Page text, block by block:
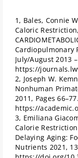
1, Bales, Connie
Caloric
Cardiopulmonary
July/August 2013
https://
2, Joseph W.
Nonhuman
2011, Pages 66–77.
https://
3, Emiliana
Calorie
Delaying Aging:
Nutrients 2021,